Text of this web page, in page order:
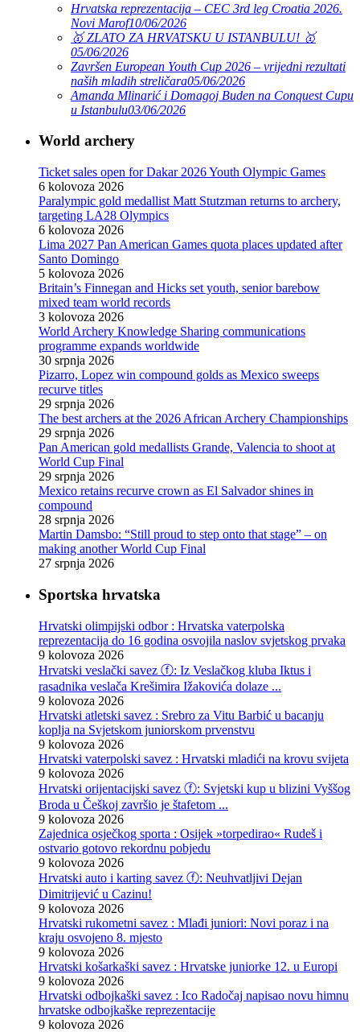
Hrvatska reprezentacija – CEC 3rd leg Croatia 2026.
Novi Marof10/06/2026
🥇 ZLATO ZA HRVATSKU U ISTANBULU! 🥇
05/06/2026
Završen European Youth Cup 2026 – vrijedni rezultati
naših mladih streličara05/06/2026
Amanda Mlinarić i Domagoj Buden na Conquest Cupu
u Istanbulu03/06/2026
World archery
Ticket sales open for Dakar 2026 Youth Olympic Games
6 kolovoza 2026
Paralympic gold medallist Matt Stutzman returns to archery,
targeting LA28 Olympics
6 kolovoza 2026
Lima 2027 Pan American Games quota places updated after
Santo Domingo
5 kolovoza 2026
Britain’s Finnegan and Hicks set youth, senior barebow
mixed team world records
3 kolovoza 2026
World Archery Knowledge Sharing communications
programme expands worldwide
30 srpnja 2026
Pizarro, Lopez win compound golds as Mexico sweeps
recurve titles
29 srpnja 2026
The best archers at the 2026 African Archery Championships
29 srpnja 2026
Pan American gold medallists Grande, Valencia to shoot at
World Cup Final
29 srpnja 2026
Mexico retains recurve crown as El Salvador shines in
compound
28 srpnja 2026
Martin Damsbo: “Still proud to step onto that stage” – on
making another World Cup Final
27 srpnja 2026
Sportska hrvatska
Hrvatski olimpijski odbor : Hrvatska vaterpolska
reprezentacija do 16 godina osvojila naslov svjetskog prvaka
9 kolovoza 2026
Hrvatski veslački savez ⓕ: Iz Veslačkog kluba Iktus i
rasadnika veslača Krešimira Ižakovića dolaze ...
9 kolovoza 2026
Hrvatski atletski savez : Srebro za Vitu Barbić u bacanju
koplja na Svjetskom juniorskom prvenstvu
9 kolovoza 2026
Hrvatski vaterpolski savez : Hrvatski mladići na krovu svijeta
9 kolovoza 2026
Hrvatski orijentacijski savez ⓕ: Svjetski kup u blizini Vyššog
Broda u Češkoj završio je štafetom ...
9 kolovoza 2026
Zajednica osječkog sporta : Osijek »torpedirao« Rudeš i
ostvario gotovo rekordnu pobjedu
9 kolovoza 2026
Hrvatski auto i karting savez ⓕ: Neuhvatljivi Dejan
Dimitrijević u Cazinu!
9 kolovoza 2026
Hrvatski rukometni savez : Mlađi juniori: Novi poraz i na
kraju osvojeno 8. mjesto
9 kolovoza 2026
Hrvatski košarkaški savez : Hrvatske juniorke 12. u Europi
9 kolovoza 2026
Hrvatski odbojkaški savez : Ico Radočaj napisao novu himnu
hrvatske odbojkaške reprezentacije
9 kolovoza 2026